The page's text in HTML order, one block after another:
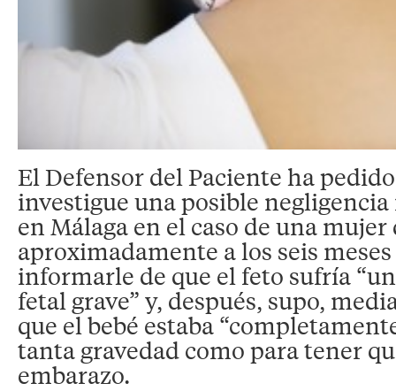
El Defensor del Paciente ha
investigue una posible
en Málaga en el caso de una
aproximadamente a los seis
informarle de que el feto sufría
fetal grave” y, después, supo,
que el bebé estaba
tanta gravedad como para tener
embarazo.